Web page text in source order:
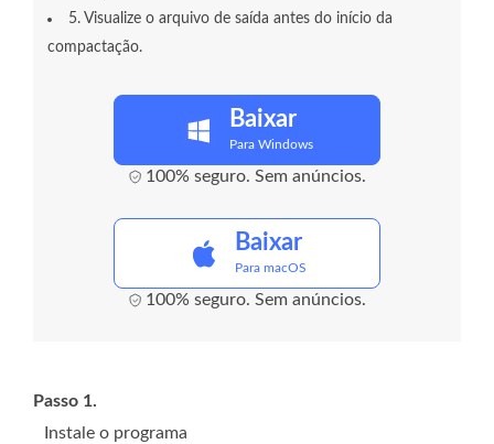
5. Visualize o arquivo de saída antes do início da
compactação.
Baixar
Para Windows
100% seguro. Sem anúncios.
Baixar
Para macOS
100% seguro. Sem anúncios.
Passo 1.
Instale o programa